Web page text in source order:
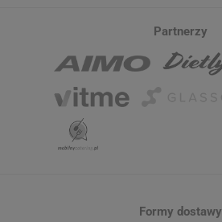
Partnerzy
Formy dostawy